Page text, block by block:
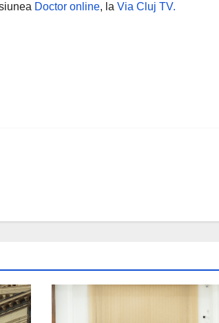
Doctor online, la Via Cluj TV.